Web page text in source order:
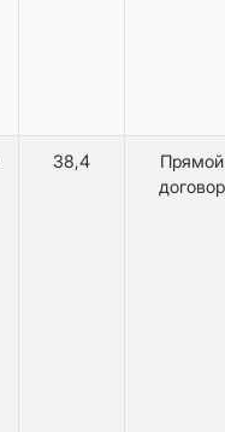
38,4
Прямой
договор